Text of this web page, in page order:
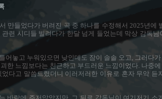
만들었다가 버려진 곡 중 하나를 수정해서 2025년에
련 시디들 빌려다가 한달 넘게 들었는데 막상 감독
어놓고 누워있으면 낮인데도 잠이 솔솔 오고, 그러다
한 느낌보다는 친근하고 부드러운 느낌이었다. 나중
다고 말씀드렸더니 이러저러한 이유로 혼자 무악 듣